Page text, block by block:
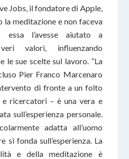
Jobs, il fondatore di Apple,
meditazione e non faceva
l’avesse aiutato a
valori, influenzando
le sue scelte sul lavoro. “La
Pier Franco Marcenaro
di fronte a un folto
ricercatori – è una vera e
sull’esperienza personale.
adatta all’uomo
si fonda sull’esperienza. La
e della meditazione è